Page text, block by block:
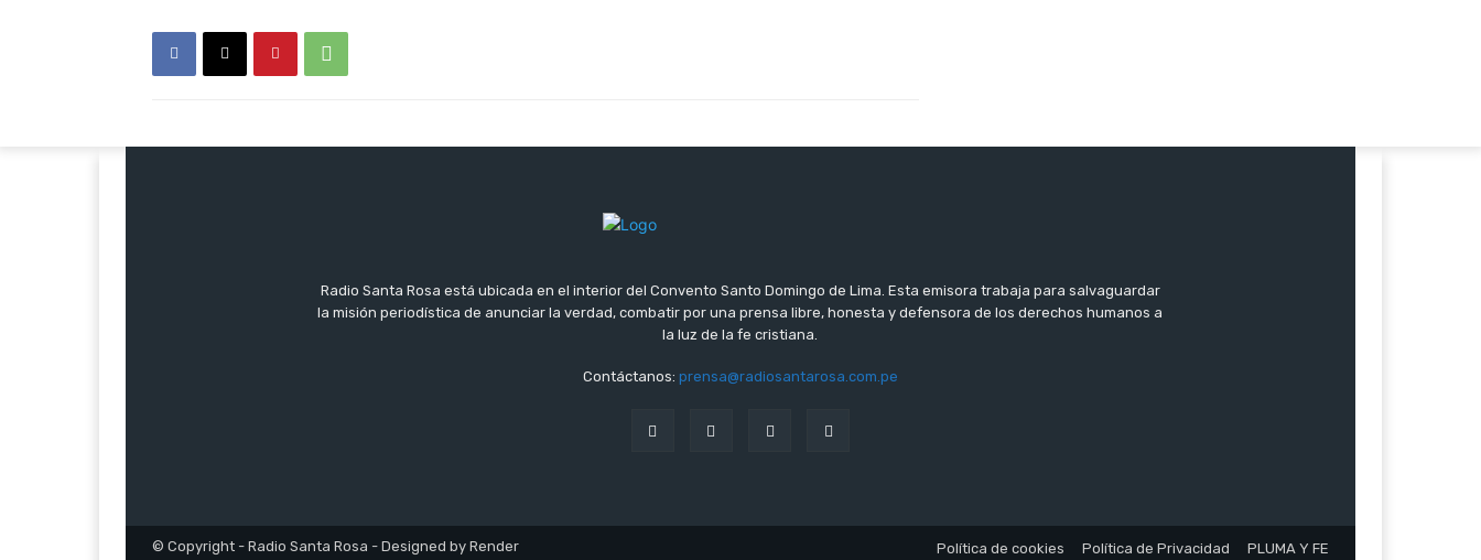
Radio Santa Rosa está ubicada en el interior del Convento Santo Domingo de Lima. Esta emisora trabaja para salvaguardar
la misión periodística de anunciar la verdad, combatir por una prensa libre, honesta y defensora de los derechos humanos a
la luz de la fe cristiana.
Contáctanos: prensa@radiosantarosa.com.pe
© Copyright - Radio Santa Rosa - Designed by Render Política de cookies Política de Privacidad PLUMA Y FE